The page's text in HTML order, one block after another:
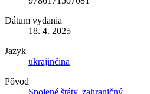
Dátum vydania
18. 4. 2025
Jazyk
ukrajinčina
Pôvod
Spojené štáty, zahraničný